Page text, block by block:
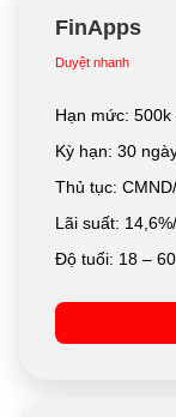
FinApps
Duyệt nhanh
Hạn mức: 500k
Kỳ hạn: 30
Thủ tục:
Lãi suất:
Độ tuổi: 18 –